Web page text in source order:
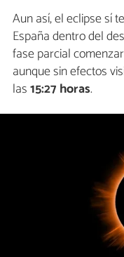
Aun así, el eclipse sí
España dentro del
fase parcial
aunque sin efectos
las15:27 horas.